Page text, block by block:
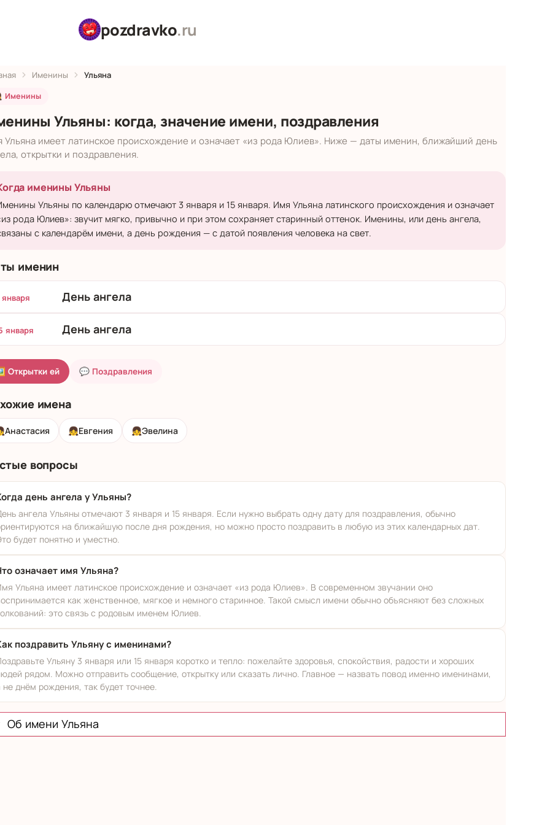
pozdravko.ru
Именины Ульяна
Именины
Ульяны: когда, значение имени, поздравления
Ульяна имеет латинское происхождение и означает «из рода Юлиев». Ниже — даты именин, ближайший день
открытки и поздравления.
именины Ульяны
Ульяны по календарю отмечают 3 января и 15 января. Имя Ульяна латинского происхождения и означает
рода Юлиев»: звучит мягко, привычно и при этом сохраняет старинный оттенок. Именины, или день ангела,
с календарём имени, а день рождения — с датой появления человека на свет.
именин
День ангела
января День ангела
Открытки ей 💬 Поздравления
имена
Анастасия 👧Евгения 👧Эвелина
вопросы
день ангела у Ульяны?
ангела Ульяны отмечают 3 января и 15 января. Если нужно выбрать одну дату для поздравления, обычно
на ближайшую после дня рождения, но можно просто поздравить в любую из этих календарных дат.
будет понятно и уместно.
означает имя Ульяна?
Ульяна имеет латинское происхождение и означает «из рода Юлиев». В современном звучании оно
как женственное, мягкое и немного старинное. Такой смысл имени обычно объясняют без сложных
это связь с родовым именем Юлиев.
поздравить Ульяну с именинами?
Ульяну 3 января или 15 января коротко и тепло: пожелайте здоровья, спокойствия, радости и хороших
рядом. Можно отправить сообщение, открытку или сказать лично. Главное — назвать повод именно именинами,
не днём рождения, так будет точнее.
Об имени Ульяна